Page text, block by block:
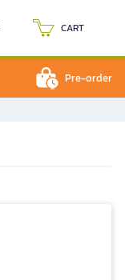
CART
Pre-order